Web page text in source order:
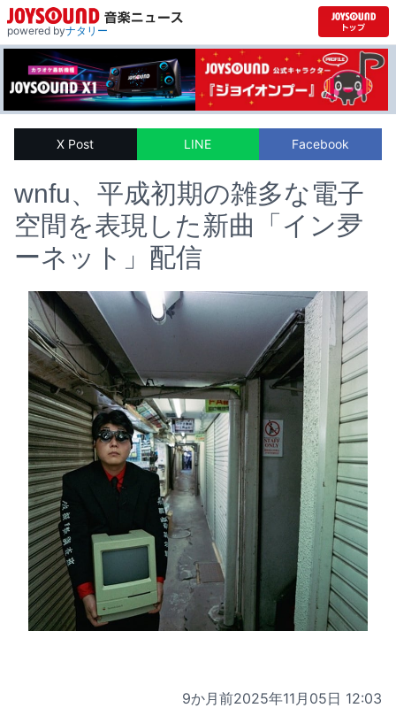
powered byナタリー
X Post LINE Facebook
wnfu、平成初期の雑多な電子
空間を表現した新曲「イン夛
ーネット」配信
9か月前2025年11月05日 12:03